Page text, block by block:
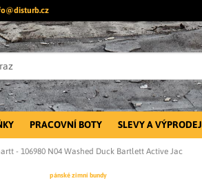
PRACOVNÍ BOTY SLEVY A VÝPRODEJ
- 106980 N04 Washed Duck Bartlett Active Jac
pánské zimní bundy